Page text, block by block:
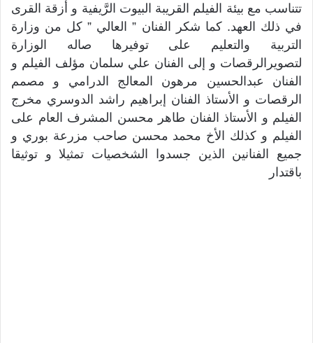
تتناسب مع بيئة الفيلم القريبة البيوت الرَّيفية و أزقة القرى
في ذلك العهد. كما شكر الفنان ” العالي ” كل من وزارة
التربية والتعليم على توفيرها صاله الوزارة
لتصويرالرقصات و إلى الفنان علي سلمان مؤلف الفيلم و
الفنان عبدالحسين مرهون المعالج الدرامي و مصمم
الرقصات و الأستاذ الفنان إبراهيم راشد الدوسري مخرج
الفيلم و الأستاذ الفنان طاهر محسن المشرف العام على
الفيلم و كذلك الأخ محمد محسن صاحب مزرعة بوري و
جميع الفنانين الذين جسدوا الشخصيات تمثيلا و توثيقا
باقتدار